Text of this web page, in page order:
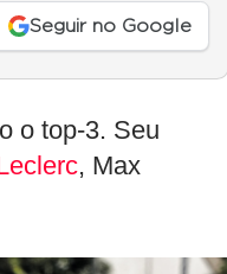
Seguir no Google
o top-3. Seu
, Max